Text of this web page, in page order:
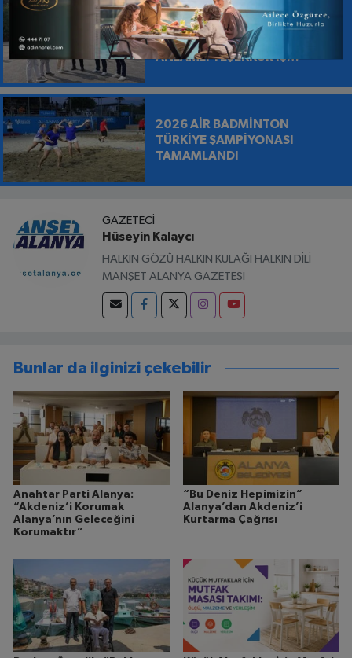
KESTEL'DE ASFALT 9 GÜN
ÖNCEDEN TAMAMLANDI EN
ANLAMLI TEŞEKKÜR İŞ
BIRAKILDI
2026 AİR BADMİNTON
TÜRKİYE ŞAMPİYONASI
TAMAMLANDI
GAZETECI
Hüseyin Kalaycı
HALKIN GÖZÜ HALKIN KULAĞI HALKIN DİLİ
MANŞET ALANYA GAZETESİ
Bunlar da ilginizi çekebilir
Anahtar Parti Alanya:
“Akdeniz’i Korumak
Alanya’nın Geleceğini
Korumaktır”
“Bu Deniz Hepimizin”
Alanya’dan Akdeniz’i
Kurtarma Çağrısı